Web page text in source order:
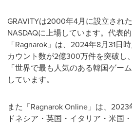
GRAVITYは2000年4月に設立され
NASDAQに上場しています。代表
「Ragnarok」は、2024年8月31日
カウント数が2億300万件を突破し
「世界で最も人気のある韓国ゲー
しています。
また「Ragnarok Online」は、
ドネシア・英国・イタリア・米国